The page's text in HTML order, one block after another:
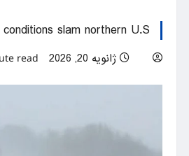
slam northern U.S.
ژانویه 20, 2026 read